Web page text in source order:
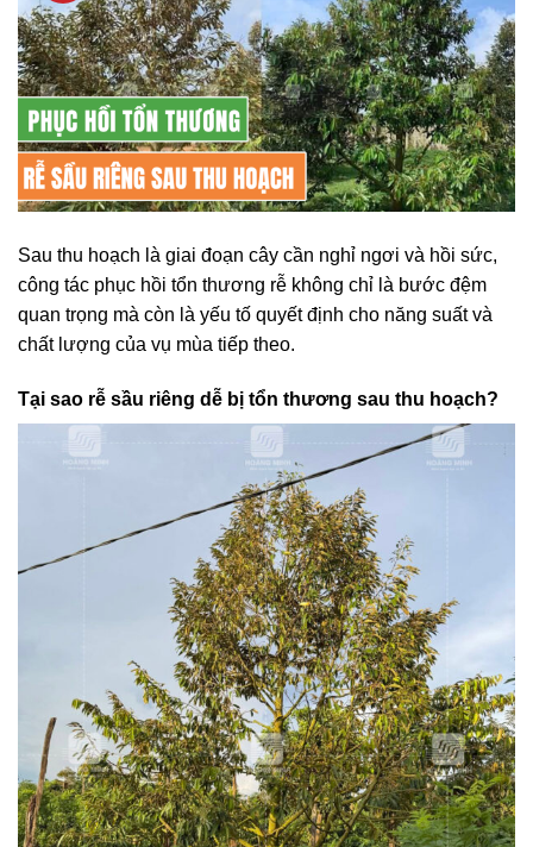
Sau thu hoạch là giai đoạn cây cần nghỉ ngơi và hồi sức,
công tác phục hồi tổn thương rễ không chỉ là bước đệm
quan trọng mà còn là yếu tố quyết định cho năng suất và
chất lượng của vụ mùa tiếp theo.
Tại sao rễ sầu riêng dễ bị tổn thương sau thu hoạch?